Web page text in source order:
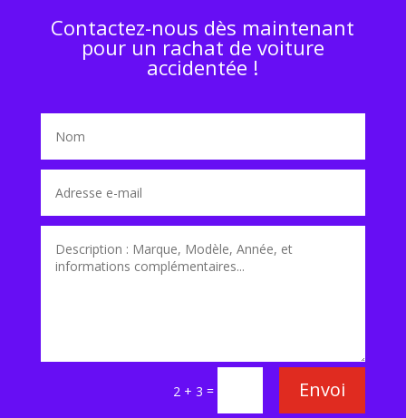
Contactez-nous dès maintenant
pour un rachat de voiture
accidentée !
2 + 3 = Envoi